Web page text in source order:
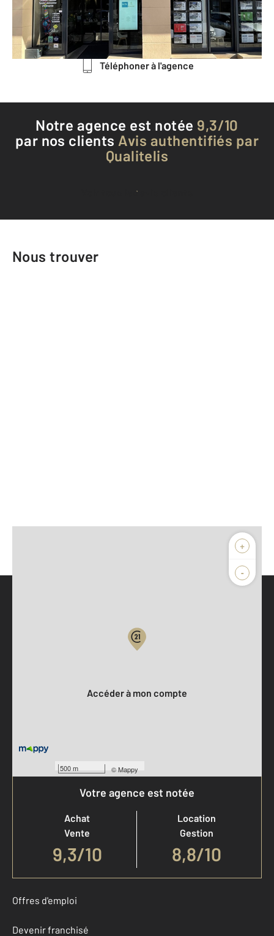
Envoyer un message
Téléphoner à l'agence
Notre agence est notée 9,3/10
par nos clients Avis authentifiés par
Qualitelis
Voir tous les avis clients
Nous trouver
+
-
500 m ©Mappy
Accéder à mon compte
Votre agence est notée
Achat
Vente
9,3/10
Location
Gestion
8,8/10
Offres d'emploi
Devenir franchisé